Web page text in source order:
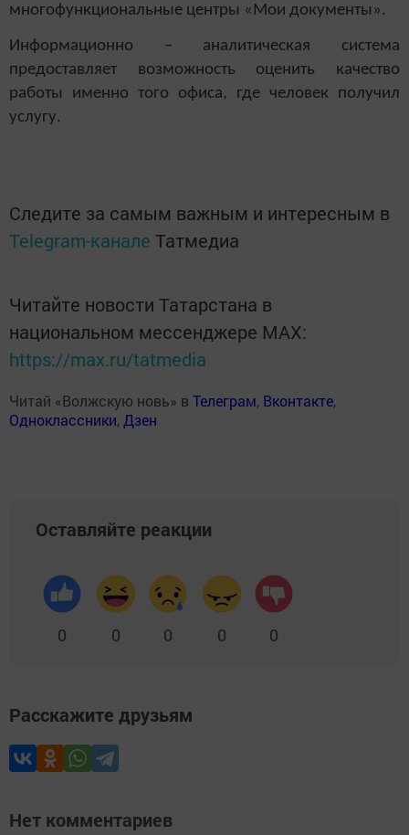
многофункциональные центры «Мои документы».
Информационно – аналитическая система
предоставляет возможность оценить качество
работы именно того офиса, где человек получил
услугу.
Следите за самым важным и интересным в
Telegram-канале Татмедиа
Читайте новости Татарстана в
национальном мессенджере MАХ:
https://max.ru/tatmedia
Читай «Волжскую новь» в Телеграм, Вконтакте,
Одноклассники,Дзен
Оставляйте реакции
0 0 0 0 0
Расскажите друзьям
Нет комментариев